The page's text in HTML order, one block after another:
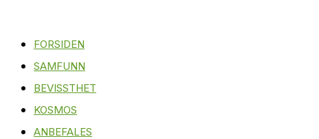
FORSIDEN
SAMFUNN
BEVISSTHET
KOSMOS
ANBEFALES